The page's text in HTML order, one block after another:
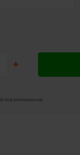
listy porównawczej